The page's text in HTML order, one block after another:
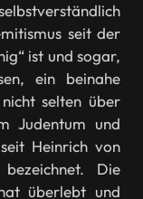
seit der
ist und sogar,
ein beinahe
selten über
Judentum und
Heinrich von
bezeichnet. Die
überlebt und